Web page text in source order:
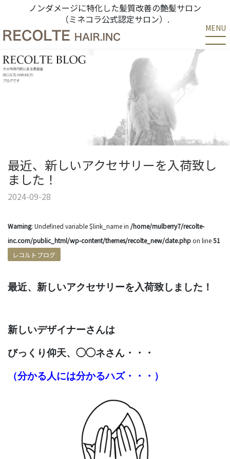
ノンダメージに特化した髪質改善の艶髪サロン
（ミネコラ公式認定サロン）.
MENU
最近、新しいアクセサリーを入荷致し
ました！
2024-09-28
Warning: Undefined variable $link_name in /home/mulberry7/recolte-
inc.com/public_html/wp-content/themes/recolte_new/date.phpon line51
レコルトブログ
最近、新しいアクセサリーを入荷致しました！
新しいデザイナーさんは
びっくり仰天、◯◯ネさん・・・
（分かる人には分かるハズ・・・）